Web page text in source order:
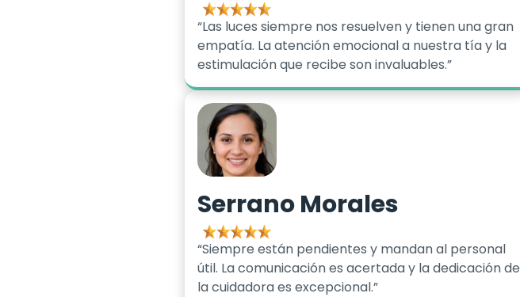
“Las luces siempre nos resuelven y tienen una gran
empatía. La atención emocional a nuestra tía y la
estimulación que recibe son invaluables.”
Serrano Morales
“Siempre están pendientes y mandan al personal
útil. La comunicación es acertada y la dedicación de
la cuidadora es excepcional.”